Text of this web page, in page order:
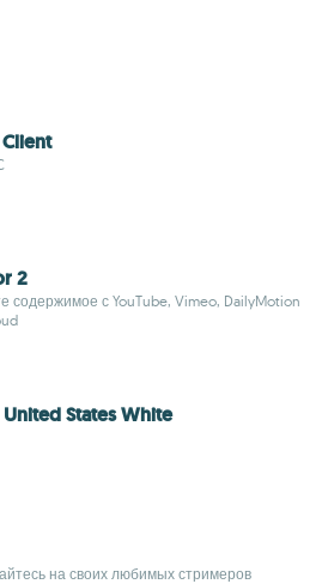
2
содержимое с YouTube, Vimeo, DailyMotion
United States White
на своих любимых стримеров